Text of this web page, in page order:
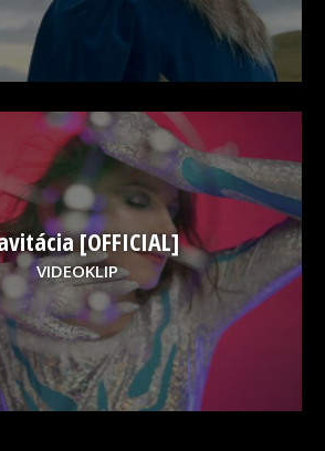
[OFFICIAL]
VIDEOKLIP